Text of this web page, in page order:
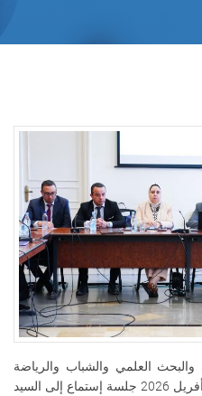
والبحث العلمي والشباب والرياضة
بمجلس نواب الشعب يوم الاثنين 13 أفريل 2026 جلسة إستماع إلى السيد